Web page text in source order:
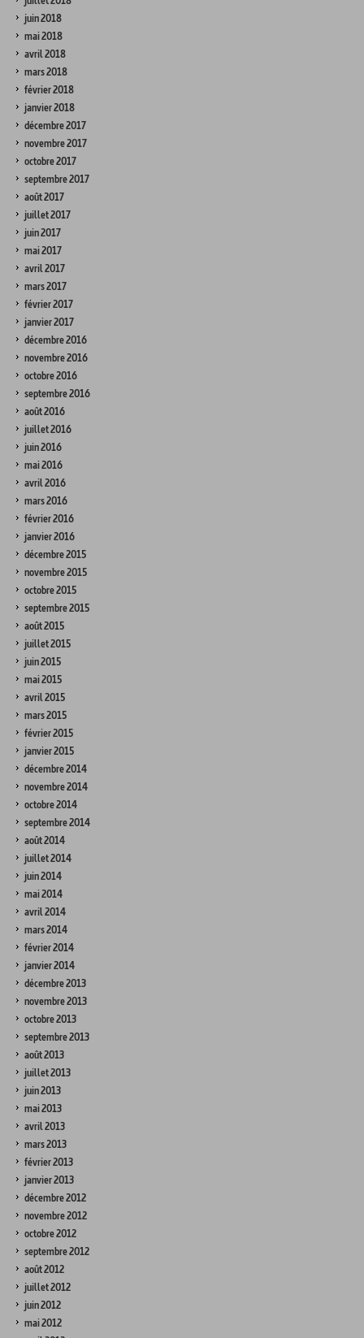
juin 2018
mai 2018
avril 2018
mars 2018
février 2018
janvier 2018
décembre 2017
novembre 2017
octobre 2017
septembre 2017
août 2017
juillet 2017
juin 2017
mai 2017
avril 2017
mars 2017
février 2017
janvier 2017
décembre 2016
novembre 2016
octobre 2016
septembre 2016
août 2016
juillet 2016
juin 2016
mai 2016
avril 2016
mars 2016
février 2016
janvier 2016
décembre 2015
novembre 2015
octobre 2015
septembre 2015
août 2015
juillet 2015
juin 2015
mai 2015
avril 2015
mars 2015
février 2015
janvier 2015
décembre 2014
novembre 2014
octobre 2014
septembre 2014
août 2014
juillet 2014
juin 2014
mai 2014
avril 2014
mars 2014
février 2014
janvier 2014
décembre 2013
novembre 2013
octobre 2013
septembre 2013
août 2013
juillet 2013
juin 2013
mai 2013
avril 2013
mars 2013
février 2013
janvier 2013
décembre 2012
novembre 2012
octobre 2012
septembre 2012
août 2012
juillet 2012
juin 2012
mai 2012